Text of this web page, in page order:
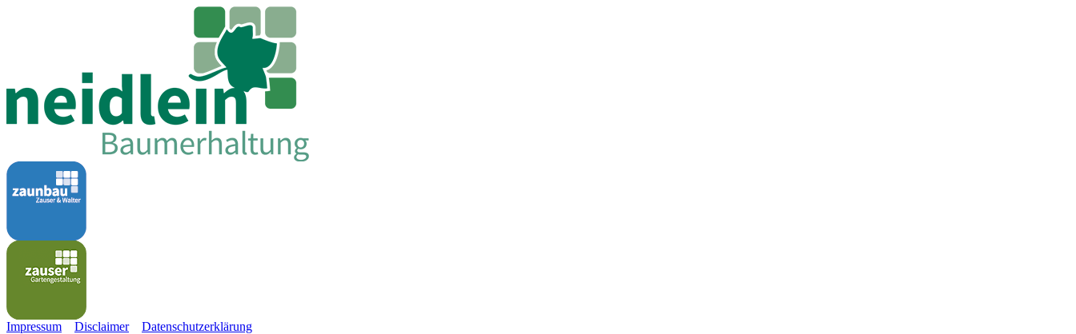
Impressum Disclaimer Datenschutzerklärung